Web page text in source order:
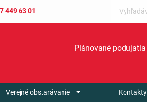
449 63 01
Plánované podujatia
Verejné obstarávanie Kontakty